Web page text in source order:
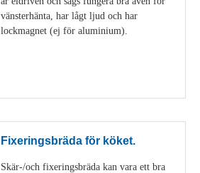
vänsterhänta, har lågt ljud och har
lockmagnet (ej för aluminium).
Fixeringsbräda för köket.
Skär-/och fixeringsbräda kan vara ett bra